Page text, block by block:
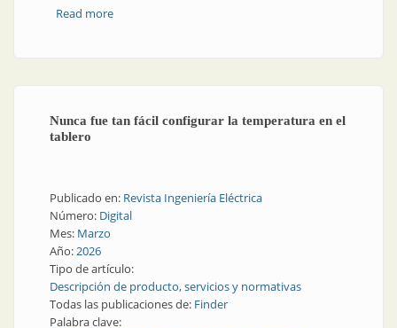
Read moreabout Temperatura controlada
Nunca fue tan fácil configurar la temperatura en el
tablero
Publicado en: Revista Ingeniería Eléctrica
Número: Digital
Mes: Marzo
Año:2026
Tipo de artículo:
Descripción de producto, servicios y normativas
Todas las publicaciones de: Finder
Palabra clave: